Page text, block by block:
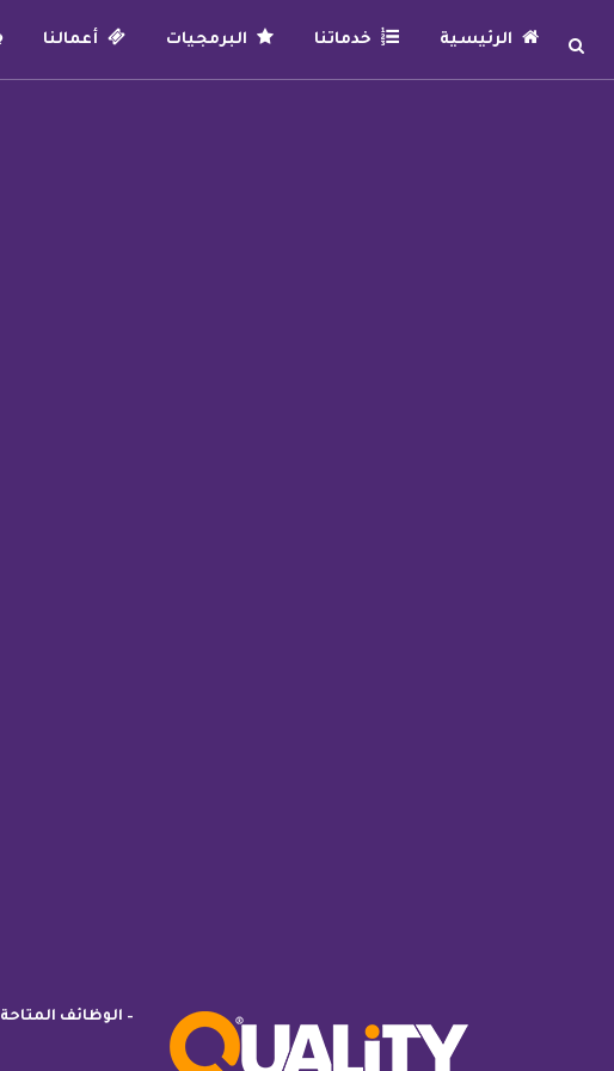
الرئيسية خدماتنا البرمجيات أعمالنا
– الوظائف المتاحة